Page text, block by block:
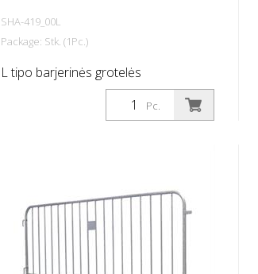
SHA-419_00L
Package: Stk. (1Pc.)
L tipo barjerinės grotelės
Pc.